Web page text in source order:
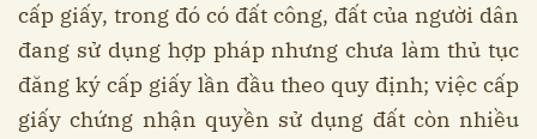
cấp giấy, trong đó có đất công, đất của người dân
đang sử dụng hợp pháp nhưng chưa làm thủ tục
đăng ký cấp giấy lần đầu theo quy định; việc cấp
giấy chứng nhận quyền sử dụng đất còn nhiều